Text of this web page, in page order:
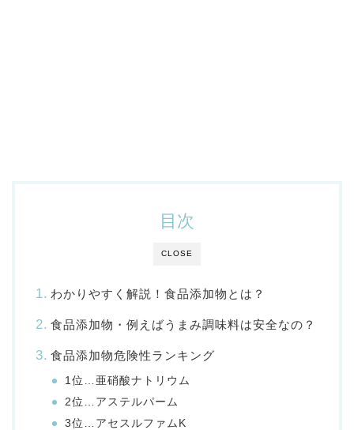
CLOSE
目次
わかりやすく解説！食品添加物とは？
食品添加物・例えばうまみ調味料は安全なの？
食品添加物危険性ランキング
1位…亜硝酸ナトリウム
2位…アステルパーム
3位…アセスルファムK